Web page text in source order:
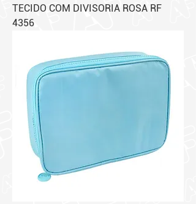
TECIDO COM DIVISORIA ROSA RF
4356